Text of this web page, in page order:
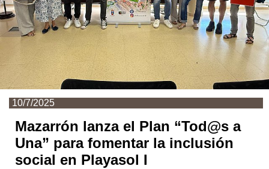
10/7/2025
Mazarrón lanza el Plan “Tod@s a
Una” para fomentar la inclusión
social en Playasol I